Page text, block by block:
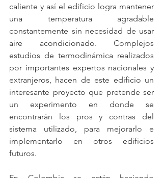
caliente y así el edificio logra mantener
una temperatura agradable
constantemente sin necesidad de usar
aire acondicionado. Complejos
estudios de termodinámica realizados
por importantes expertos nacionales y
extranjeros, hacen de este edificio un
interesante proyecto que pretende ser
un experimento en donde se
encontrarán los pros y contras del
sistema utilizado, para mejorarlo e
implementarlo en otros edificios
futuros.